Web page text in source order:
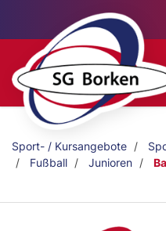
Sport- / Kursangebote
Fußball
Junioren